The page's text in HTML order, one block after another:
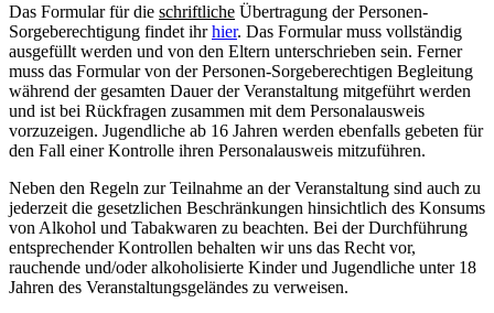
Das Formular für die schriftliche Übertragung der Personen-
Sorgeberechtigung findet ihrhier. Das Formular muss vollständig
ausgefüllt werden und von den Eltern unterschrieben sein. Ferner
muss das Formular von der Personen-Sorgeberechtigen Begleitung
während der gesamten Dauer der Veranstaltung mitgeführt werden
und ist bei Rückfragen zusammen mit dem Personalausweis
vorzuzeigen. Jugendliche ab 16 Jahren werden ebenfalls gebeten für
den Fall einer Kontrolle ihren Personalausweis mitzuführen.
Neben den Regeln zur Teilnahme an der Veranstaltung sind auch zu
jederzeit die gesetzlichen Beschränkungen hinsichtlich des Konsums
von Alkohol und Tabakwaren zu beachten. Bei der Durchführung
entsprechender Kontrollen behalten wir uns das Recht vor,
rauchende und/oder alkoholisierte Kinder und Jugendliche unter 18
Jahren des Veranstaltungsgeländes zu verweisen.